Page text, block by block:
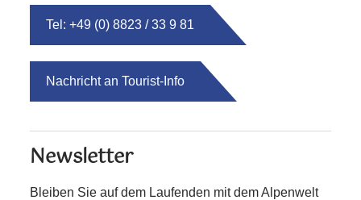
Tel: +49 (0) 8823 / 33 9 81
Nachricht an Tourist-Info
Newsletter
Bleiben Sie auf dem Laufenden mit dem Alpenwelt